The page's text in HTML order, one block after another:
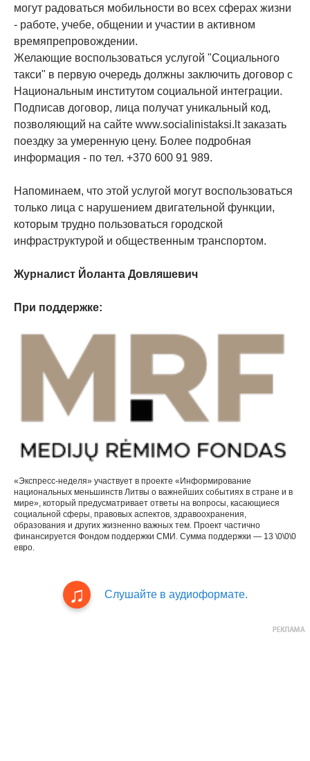
могут радоваться мобильности во всех сферах жизни
- работе, учебе, общении и участии в активном
времяпрепровождении.
Желающие воспользоваться услугой "Социального
такси" в первую очередь должны заключить договор с
Национальным институтом социальной интеграции.
Подписав договор, лица получат уникальный код,
позволяющий на сайте www.socialinistaksi.lt заказать
поездку за умеренную цену. Более подробная
информация - по тел. +370 600 91 989.
Напоминаем, что этой услугой могут воспользоваться
только лица с нарушением двигательной функции,
которым трудно пользоваться городской
инфраструктурой и общественным транспортом.
Журналист Йоланта Довляшевич
При поддержке:
«Экспресс-неделя» участвует в проекте «Информирование
национальных меньшинств Литвы о важнейших событиях в стране и в
мире», который предусматривает ответы на вопросы, касающиеся
социальной сферы, правовых аспектов, здравоохранения,
образования и других жизненно важных тем. Проект частично
финансируется Фондом поддержки СМИ. Сумма поддержки — 13 \0\0\0
евро.
Слушайте в аудиоформате.